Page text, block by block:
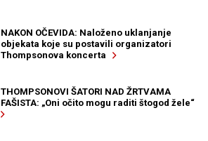
NAKON OČEVIDA: Naloženo uklanjanje
objekata koje su postavili organizatori
Thompsonova koncerta
THOMPSONOVI ŠATORI NAD ŽRTVAMA
FAŠISTA: „Oni očito mogu raditi štogod žele“